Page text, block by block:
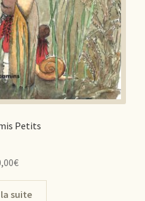
Petits
€
suite